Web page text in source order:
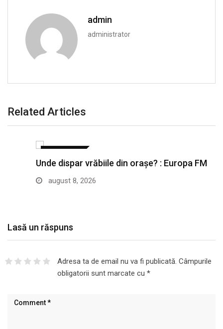
admin
administrator
Related Articles
Unde dispar vrăbiile din orașe? : Europa FM
august 8, 2026
Lasă un răspuns
Adresa ta de email nu va fi publicată. Câmpurile
obligatorii sunt marcate cu *